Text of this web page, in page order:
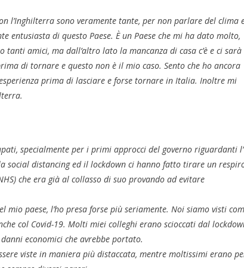
l’Inghilterra sono veramente tante, per non parlare del clima
di questo Paese. È un Paese che mi ha dato molto,
amici, ma dall’altro lato la mancanza di casa c’è e ci sarà
di tornare e questo non è il mio caso. Sento che ho ancora
prima di lasciare e forse tornare in Italia. Inoltre mi
specialmente per i primi approcci del governo riguardanti l’
social distancing ed il lockdown ci hanno fatto tirare un
che era già al collasso di suo provando ad evitare
paese, l’ho presa forse più seriamente. Noi siamo visti
col Covid-19. Molti miei colleghi erano scioccati dal
economici che avrebbe portato.
viste in maniera più distaccata, mentre moltissimi erano